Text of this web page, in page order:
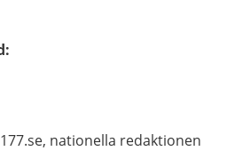
:
nationella redaktionen